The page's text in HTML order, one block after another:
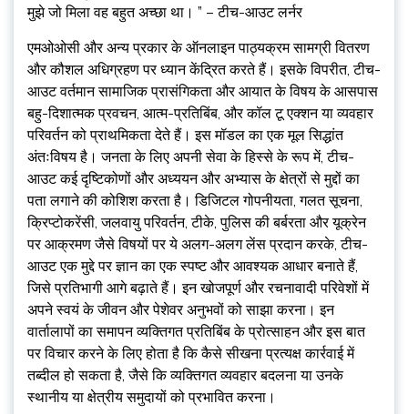
मुझे जो मिला वह बहुत अच्छा था। ” – टीच-आउट लर्नर
एमओओसी और अन्य प्रकार के ऑनलाइन पाठ्यक्रम सामग्री वितरण
और कौशल अधिग्रहण पर ध्यान केंद्रित करते हैं। इसके विपरीत, टीच-
आउट वर्तमान सामाजिक प्रासंगिकता और आयात के विषय के आसपास
बहु-दिशात्मक प्रवचन, आत्म-प्रतिबिंब, और कॉल टू एक्शन या व्यवहार
परिवर्तन को प्राथमिकता देते हैं। इस मॉडल का एक मूल सिद्धांत
अंतःविषय है। जनता के लिए अपनी सेवा के हिस्से के रूप में, टीच-
आउट कई दृष्टिकोणों और अध्ययन और अभ्यास के क्षेत्रों से मुद्दों का
पता लगाने की कोशिश करता है। डिजिटल गोपनीयता, गलत सूचना,
क्रिप्टोकरेंसी, जलवायु परिवर्तन, टीके, पुलिस की बर्बरता और यूक्रेन
पर आक्रमण जैसे विषयों पर ये अलग-अलग लेंस प्रदान करके, टीच-
आउट एक मुद्दे पर ज्ञान का एक स्पष्ट और आवश्यक आधार बनाते हैं,
जिसे प्रतिभागी आगे बढ़ाते हैं। इन खोजपूर्ण और रचनावादी परिवेशों में
अपने स्वयं के जीवन और पेशेवर अनुभवों को साझा करना। इन
वार्तालापों का समापन व्यक्तिगत प्रतिबिंब के प्रोत्साहन और इस बात
पर विचार करने के लिए होता है कि कैसे सीखना प्रत्यक्ष कार्रवाई में
तब्दील हो सकता है, जैसे कि व्यक्तिगत व्यवहार बदलना या उनके
स्थानीय या क्षेत्रीय समुदायों को प्रभावित करना।